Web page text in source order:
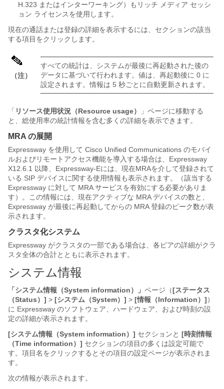
H.323 またはインターワーキング）もリッチ メディア セッシ
ョン ライセンスを使用します。
現在の通話または登録の詳細を表示するには、セクションの該当
する項目をクリックします。
（注）
すべての統計は、システムが最後に再起動された後の
データに基づいて行われます。値は、再起動後に 0 に
設定されます。情報は 5 秒ごとに自動更新されます。
「 リソース使用状況（Resource usage）
」ページに移動する
と、総使用率の統計情報を含む多くの詳細を表示できます。
MRA の展開
Expressway を使用して Cisco Unified Communications のモバイ
ルおよびリモートアクセス機能を導入する場合は、Expressway
X12.6.1 以降、Expressway-Eには、現在MRAを介して登録されて
いる SIP デバイスに関する使用情報も表示されます。（該当する
Expressway に対して MRA サービスを有効にする必要がありま
す）。この情報には、現在アクティブな MRA デバイスの数と、
Expressway が最後に再起動してからの MRA 登録のピーク数が表
示されます。
クラスタ化システム
Expressway がクラスタの一部である場合は、各ピアの詳細がクラ
スタ全体の合計とともに表示されます。
システム情報
「システム情報（System information）」 ページ（[ステータス
（Status）] > [システム（System）] > [情報（Information）]）
に Expressway のソフトウェア、ハードウェア、および時刻の設
定の詳細が表示されます。
[システム情報（System information）] セクションと [時刻情報
（Time information）] セクションの項目の多くは設定可能で
す。項目名をクリックするとその項目の設定ページが表示されま
す。
次の情報が表示されます。